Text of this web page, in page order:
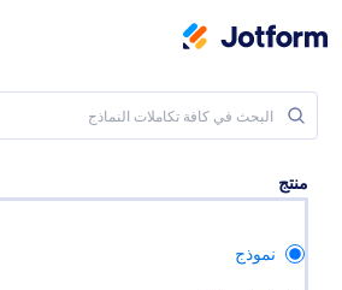
منتج
نموذج